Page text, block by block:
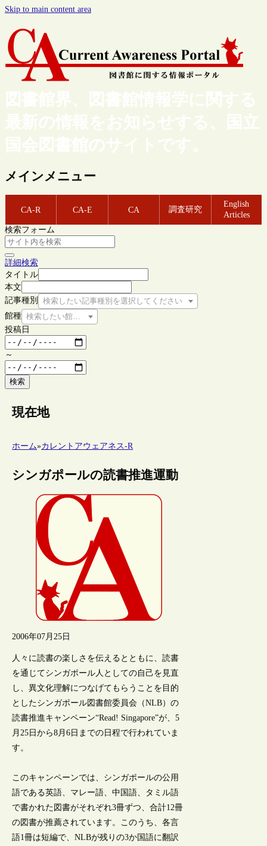
Skip to main content area
図書館界、図書館情報学に関する
最新の情報をお知らせする、国立
国会図書館のサイトです。
メインメニュー
CA-R CA-E CA 調査研究
English
Articles
検索フォーム
詳細検索
タイトル
本文
記事種別
検索したい記事種別を選択してください
館種 検索したい館種を選択してください
投稿日
～
検索
現在地
ホーム»カレントアウェアネス-R
シンガポールの読書推進運動
2006年07月25日
人々に読書の楽しさを伝えるとともに、読書
を通じてシンガポール人としての自己を見直
し、異文化理解につなげてもらうことを目的
としたシンガポール図書館委員会（NLB）の
読書推進キャンペーン“Read! Singapore”が、5
月25日から8月6日までの日程で行われていま
す。
このキャンペーンでは、シンガポールの公用
語である英語、マレー語、中国語、タミル語
で書かれた図書がそれぞれ3冊ずつ、合計12冊
の図書が推薦されています。このうち、各言
語1冊は短編で、NLBが残りの3か国語に翻訳